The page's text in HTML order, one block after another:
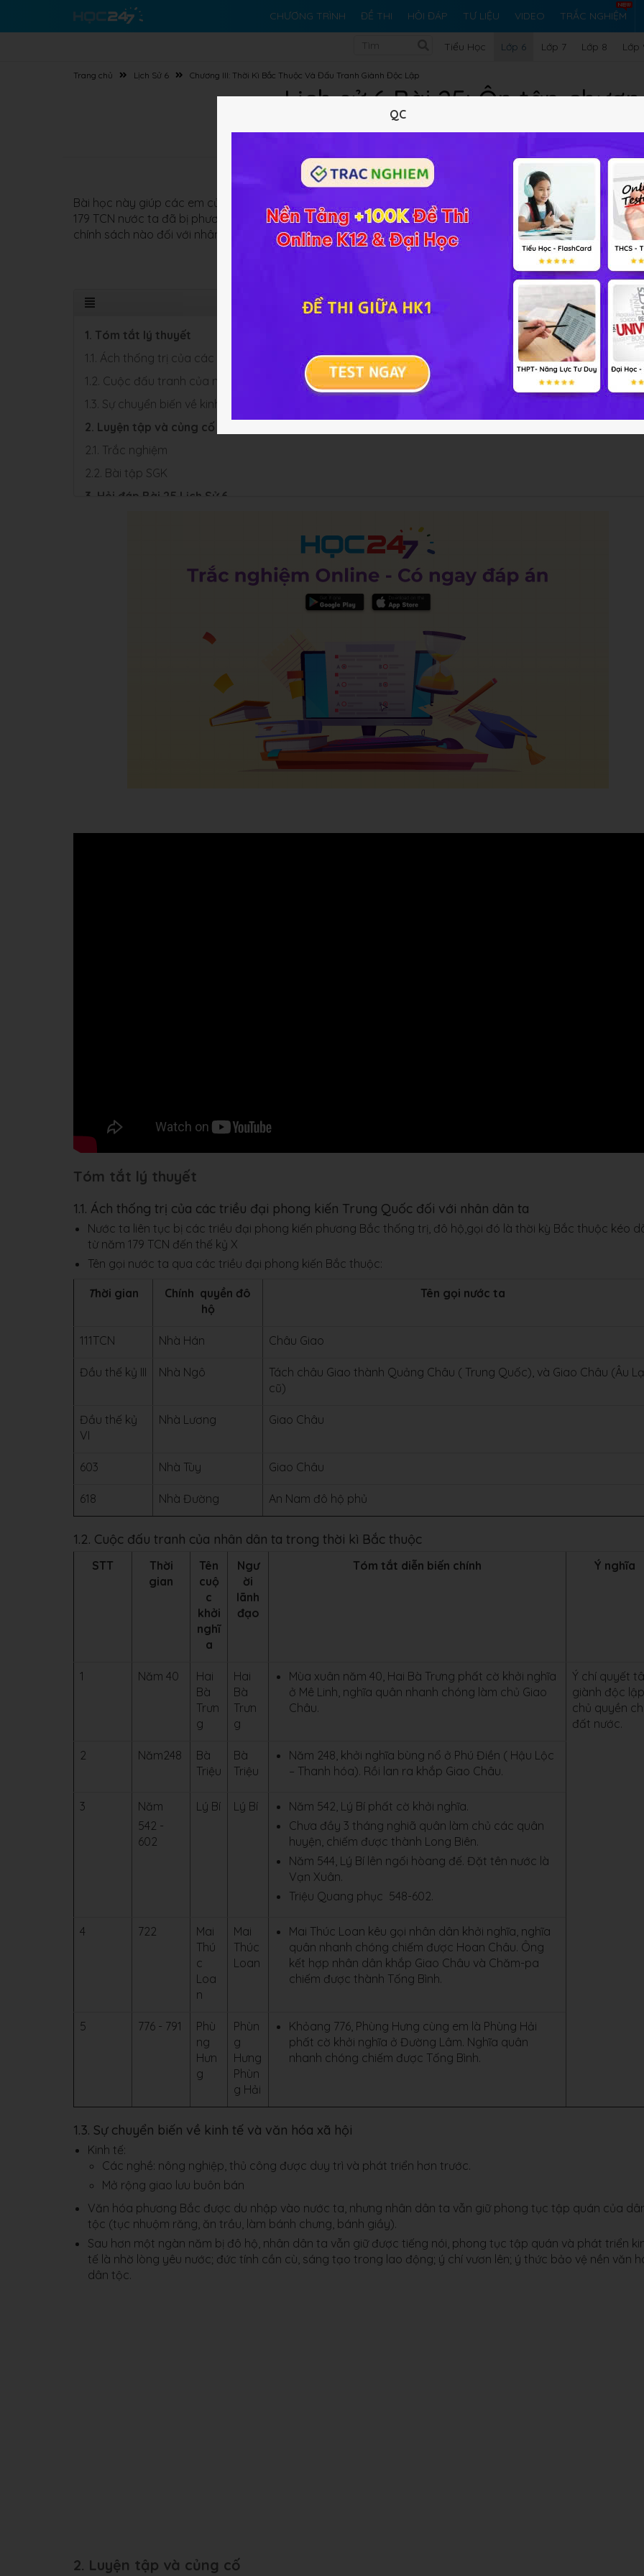
CHƯƠNG TRÌNH ĐỀ THI HỎI ĐÁP TƯ LIỆU VIDEO TRẮC NGHIỆM
Tiểu Học Lớp 6 Lớp 7 Lớp 8 Lớp
Trang chủ Lịch Sử 6 Chương III: Thời Kì Bắc Thuộc Và Đấu Tranh Giành Độc Lập
Lịch sử 6 Bài 25: Ôn tập
Bài học này giúp các em củng cố và khắc sau kiến thức chương III, từ sau khi thất bại của An Dương Vương
179 TCN nước ta đã bị phương Bắc đô hộ như thế nào? Nhân dân ta chống lại ra sao và chúng đã thực hiện
chính sách nào đối với nhân dân ta. Mời các em cùng tìm hiểu bài học này:
Bài 25: Ôn tập chương III
1. Tóm tắt lý thuyết
1.1. Ách thống trị của các triều đại phong kiến Trung Quốc đối với nhân dân ta
1.2. Cuộc đấu tranh của nhân dân ta trong thời kì Bắc thuộc
1.3. Sự chuyển biến về kinh tế và văn hóa xã hội
2. Luyện tập và củng cố
2.1. Trắc nghiệm
2.2. Bài tập SGK
3. Hỏi đáp Bài 25 Lịch Sử 6
Tóm tắt lý thuyết
1.1. Ách thống trị của các triều đại phong kiến Trung Quốc đối với nhân dân ta
Nước ta liên tục bị các triều đại phong kiến phương Bắc thống trị, đô hộ,gọi đó là thời kỳ Bắc thuộc kéo
từ năm 179 TCN đến thế kỷ X
Tên gọi nước ta qua các triều đại phong kiến Bắc thuộc:
Thời gian
Chính quyền đô
hộ
Tên gọi nước ta
111TCN Nhà Hán Châu Giao
Đầu thế kỷ III Nhà Ngô
Tách châu Giao thành Quảng Châu ( Trung Quốc), và Giao Châu (Âu
cũ)
Đầu thế kỷ
VI
Nhà Lương Giao Châu
603 Nhà Tùy Giao Châu
618 Nhà Đường An Nam đô hộ phủ
1.2. Cuộc đấu tranh của nhân dân ta trong thời kì Bắc thuộc
STT
Thời
gian
Tên
cuộ
c
khởi
nghĩ
a
Ngư
ời
lãnh
đạo
Tóm tắt diễn biến chính Ý nghĩa
1 Năm 40
Hai
Bà
Trưn
g
Hai
Bà
Trưn
g
Mùa xuân năm 40, Hai Bà Trưng phất cờ khởi nghĩa
ở Mê Linh, nghĩa quân nhanh chóng làm chủ Giao
Châu.
Ý chí quyết
giành độc
chủ quyền
đất nước.
2 Năm248
Bà
Triệu
Bà
Triệu
Năm 248, khởi nghĩa bùng nổ ở Phú Điền ( Hậu Lộc
– Thanh hóa). Rồi lan ra khắp Giao Châu.
3
Năm
542 -
602
Lý Bí Lý Bí
Năm 542, Lý Bí phất cờ khởi nghĩa.
Chưa đầy 3 tháng nghiã quân làm chủ các quân
huyện, chiếm được thành Long Biên.
Năm 544, Lý Bí lên ngối hòang đế. Đặt tên nước là
Vạn Xuân.
Triệu Quang phục 548-602.
4 722
Mai
Thú
c
Loa
n
Mai
Thúc
Loan
Mai Thúc Loan kêu gọi nhân dân khởi nghĩa, nghĩa
quân nhanh chóng chiếm được Hoan Châu. Ông
kết hợp nhân dân khắp Giao Châu và Chăm-pa
chiếm được thành Tống Bình.
5 776 - 791
Phù
ng
Hưn
g
Phùn
g
Hưng
Phùn
g Hải
Khỏang 776, Phùng Hưng cùng em là Phùng Hải
phất cờ khởi nghĩa ở Đường Lâm. Nghĩa quân
nhanh chóng chiếm được Tống Bình.
1.3. Sự chuyển biến về kinh tế và văn hóa xã hội
Kinh tế:
Các nghề: nông nghiệp, thủ công được duy trì và phát triển hơn trước.
Mở rộng giao lưu buôn bán
Văn hóa phương Bắc được du nhập vào nước ta, nhưng nhân dân ta vẫn giữ phong tục tập quán của
tộc (tục nhuộm răng, ăn trầu, làm bánh chưng, bánh giầy).
Sau hơn một ngàn năm bị đô hộ, nhân dân ta vẫn giữ được tiếng nói, phong tục tập quán và phát triển
tế là nhờ lòng yêu nước; đức tính cần cù, sáng tạo trong lao động; ý chí vươn lên; ý thức bảo vệ nền văn
dân tộc.
2. Luyện tập và củng cố
QC